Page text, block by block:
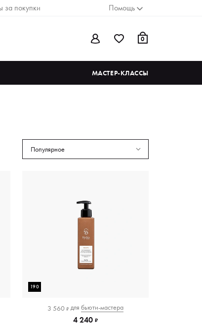
за покупки Помощь
0
МАСТЕР-КЛАССЫ
Популярное
190
3 560 ₽ для бьюти-мастера
4 240 ₽